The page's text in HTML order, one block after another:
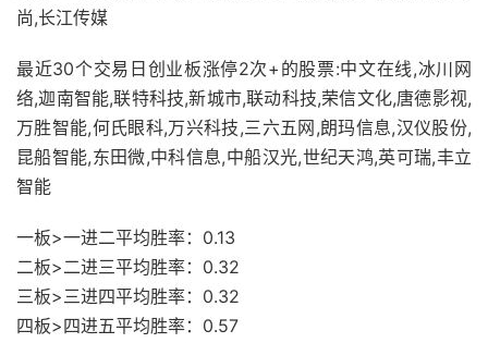
尚,长江传媒
最近30个交易日创业板涨停2次+的股票:中文在线,冰川网
络,迦南智能,联特科技,新城市,联动科技,荣信文化,唐德影视,
万胜智能,何氏眼科,万兴科技,三六五网,朗玛信息,汉仪股份,
昆船智能,东田微,中科信息,中船汉光,世纪天鸿,英可瑞,丰立
智能
一板>一进二平均胜率：0.13
二板>二进三平均胜率：0.32
三板>三进四平均胜率：0.32
四板>四进五平均胜率：0.57